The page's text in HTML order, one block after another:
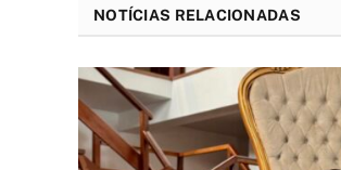
NOTÍCIAS RELACIONADAS